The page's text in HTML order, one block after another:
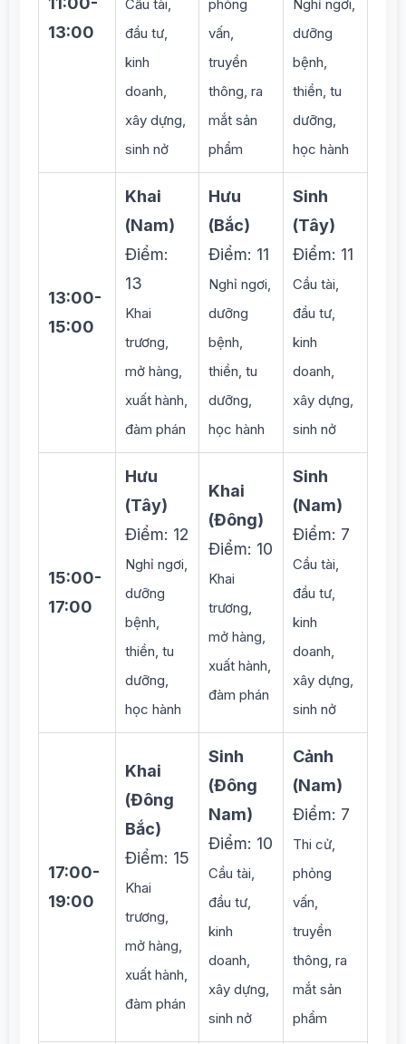
13:00
Cầu tài,
đầu tư,
kinh
doanh,
xây dựng,
sinh nở
phỏng
vấn,
truyền
thông, ra
mắt sản
phẩm
Nghỉ ngơi,
dưỡng
bệnh,
thiền, tu
dưỡng,
học hành
13:00-
15:00
Khai
(Nam)
Điểm:
13
Khai
trương,
mở hàng,
xuất hành,
đàm phán
Hưu
(Bắc)
Điểm: 11
Nghỉ ngơi,
dưỡng
bệnh,
thiền, tu
dưỡng,
học hành
Sinh
(Tây)
Điểm: 11
Cầu tài,
đầu tư,
kinh
doanh,
xây dựng,
sinh nở
15:00-
17:00
Hưu
(Tây)
Điểm: 12
Nghỉ ngơi,
dưỡng
bệnh,
thiền, tu
dưỡng,
học hành
Khai
(Đông)
Điểm: 10
Khai
trương,
mở hàng,
xuất hành,
đàm phán
Sinh
(Nam)
Điểm: 7
Cầu tài,
đầu tư,
kinh
doanh,
xây dựng,
sinh nở
17:00-
19:00
Khai
(Đông
Bắc)
Điểm: 15
Khai
trương,
mở hàng,
xuất hành,
đàm phán
Sinh
(Đông
Nam)
Điểm: 10
Cầu tài,
đầu tư,
kinh
doanh,
xây dựng,
sinh nở
Cảnh
(Nam)
Điểm: 7
Thi cử,
phỏng
vấn,
truyền
thông, ra
mắt sản
phẩm